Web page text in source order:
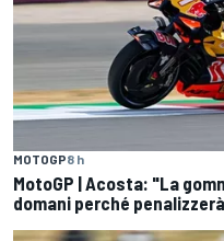
MOTOGP8 h
MotoGP | Acosta: "La
domani perché